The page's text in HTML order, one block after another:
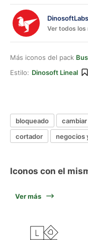
DinosoftLabs
Ver todos
Más iconos del pack
Estilo: Dinosoft Lineal
bloqueado
cortador
negocios
Iconos con el
Ver más